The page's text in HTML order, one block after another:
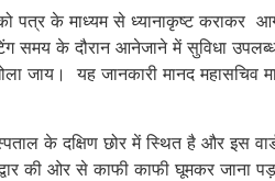
को पत्र के माध्यम से ध्यानाकृष्ट कराकर
समय के दौरान आनेजाने में सुविधा
जाय। यह जानकारी मानद महासचिव
के दक्षिण छोर में स्थित है और इस
की ओर से काफी काफी घूमकर जाना